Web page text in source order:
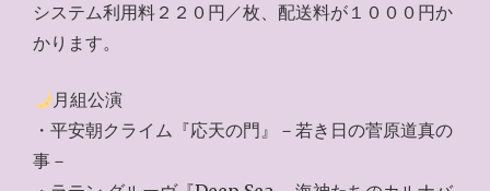
システム利用料２２０円／枚、配送料が１０００円か
かります。
月組公演
・平安朝クライム『応天の門』－若き日の菅原道真の
事－